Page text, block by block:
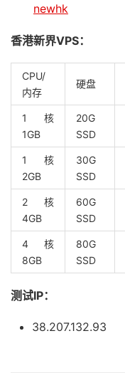
newhk
香港新界VPS：
CPU/
内存
硬盘
1核
1GB
20G
SSD
1核
2GB
30G
SSD
2核
4GB
60G
SSD
4核
8GB
80G
SSD
测试IP：
38.207.132.93